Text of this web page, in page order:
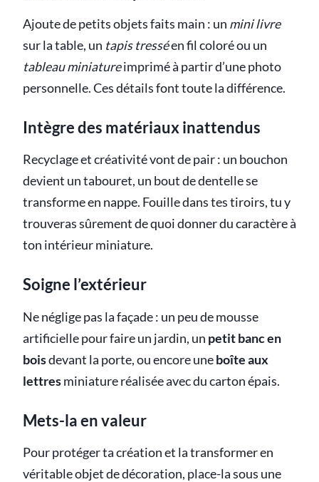
Ajoute de petits objets faits main : un mini livre
sur la table, un tapis tresséen fil coloré ou un
tableau miniatureimprimé à partir d’une photo
personnelle. Ces détails font toute la différence.
Intègre des matériaux inattendus
Recyclage et créativité vont de pair : un bouchon
devient un tabouret, un bout de dentelle se
transforme en nappe. Fouille dans tes tiroirs, tu y
trouveras sûrement de quoi donner du caractère à
ton intérieur miniature.
Soigne l’extérieur
Ne néglige pas la façade : un peu de mousse
artificielle pour faire un jardin, un petit banc en
boisdevant la porte, ou encore uneboîte aux
lettresminiature réalisée avec du carton épais.
Mets-la en valeur
Pour protéger ta création et la transformer en
véritable objet de décoration, place-la sous une